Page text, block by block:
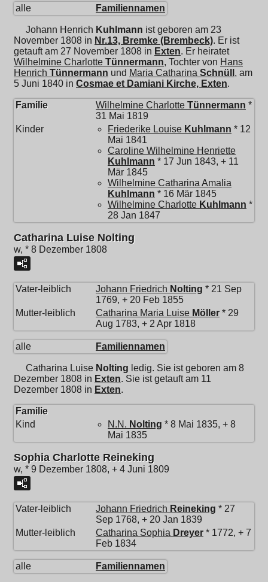
alle Familiennamen
Johann Henrich Kuhlmann ist geboren am 23
November 1808 in Nr.13, Bremke (Brembeck). Er ist
getauft am 27 November 1808 in Exten. Er heiratet
Wilhelmine Charlotte Tünnermann, Tochter von Hans
Henrich Tünnermann und Maria Catharina Schnüll , am
5 Juni 1840 in Cosmae et Damiani Kirche, Exten.
Familie Wilhelmine Charlotte Tünnermann *
31 Mai 1819
Kinder
Friederike Louise Kuhlmann * 12
Mai 1841
Caroline Wilhelmine Henriette
Kuhlmann * 17 Jun 1843, + 11
Mär 1845
Wilhelmine Catharina Amalia
Kuhlmann * 16 Mär 1845
Wilhelmine Charlotte Kuhlmann *
28 Jan 1847
Catharina Luise Nolting
w, * 8 Dezember 1808
Vater-leiblich Johann Friedrich Nolting * 21 Sep
1769, + 20 Feb 1855
Mutter-leiblich
Catharina Maria Luise Möller * 29
Aug 1783, + 2 Apr 1818
alle Familiennamen
Catharina Luise Nolting ledig. Sie ist geboren am 8
Dezember 1808 in Exten. Sie ist getauft am 11
Dezember 1808 in Exten.
Familie
Kind
N.N. Nolting * 8 Mai 1835, + 8
Mai 1835
Sophia Charlotte Reineking
w, * 9 Dezember 1808, + 4 Juni 1809
Vater-leiblich Johann Friedrich Reineking * 27
Sep 1768, + 20 Jan 1839
Mutter-leiblich
Catharina Sophia Dreyer * 1772, + 7
Feb 1834
alle Familiennamen